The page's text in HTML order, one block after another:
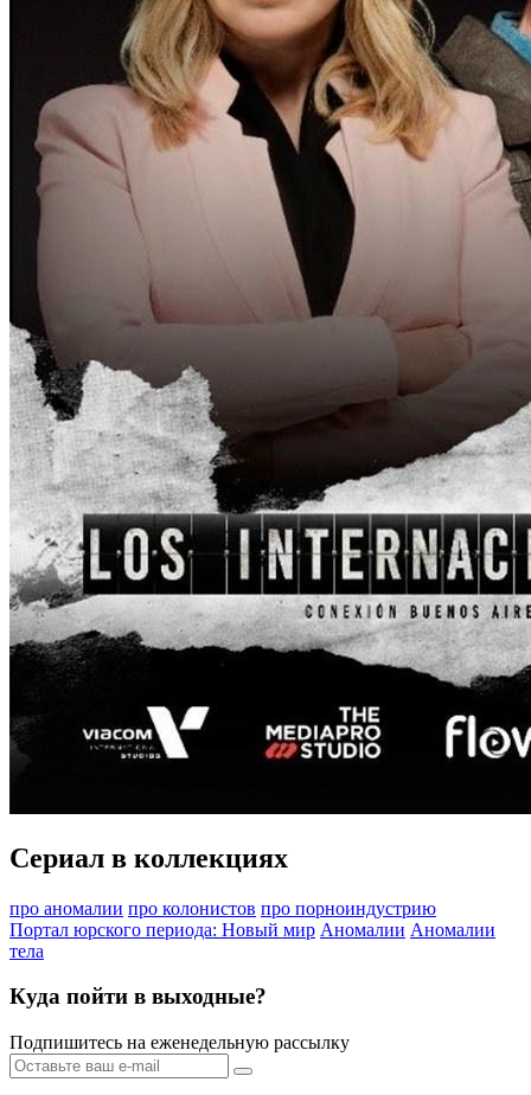
Сериал в коллекциях
про аномалии про колонистов про порноиндустрию
Портал юрского периода: Новый мир Аномалии Аномалии
тела
Куда пойти в выходные?
Подпишитесь на еженедельную рассылку